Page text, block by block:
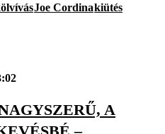
Joe Cordinakiütés
A